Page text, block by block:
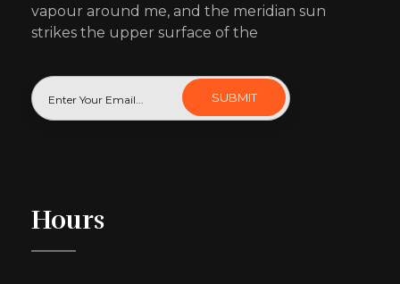
vapour around me, and the meridian sun
strikes the upper surface of the
Hours